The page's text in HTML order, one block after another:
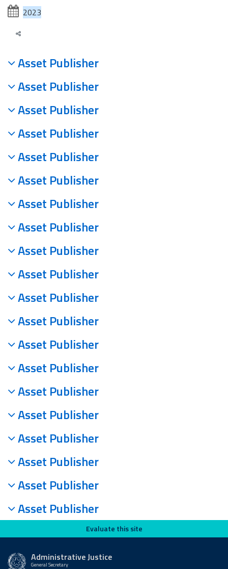
2023
Asset Publisher
Asset Publisher
Asset Publisher
Asset Publisher
Asset Publisher
Asset Publisher
Asset Publisher
Asset Publisher
Asset Publisher
Asset Publisher
Asset Publisher
Asset Publisher
Asset Publisher
Asset Publisher
Asset Publisher
Asset Publisher
Asset Publisher
Asset Publisher
Asset Publisher
Asset Publisher
Evaluate this siteEvaluate this site
Administrative Justice
General Secretary